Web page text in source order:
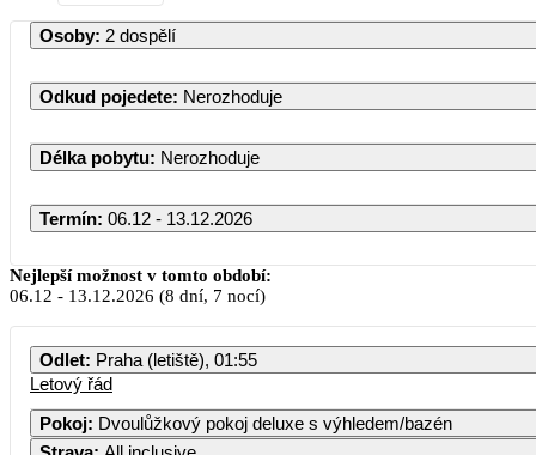
Osoby: 2 dospělí
Odkud pojedete: Nerozhoduje
Délka pobytu: Nerozhoduje
Termín: 06.12 - 13.12.2026
Prosinec 2026
PO ÚT ST ČT PÁ SO
Nejlepší možnost v tomto období:
06.12 - 13.12.2026 (8 dní, 7 nocí)
Odlet: Praha (letiště), 01:55
Letový řád
Pokoj: Dvoulůžkový pokoj deluxe s výhledem/bazén